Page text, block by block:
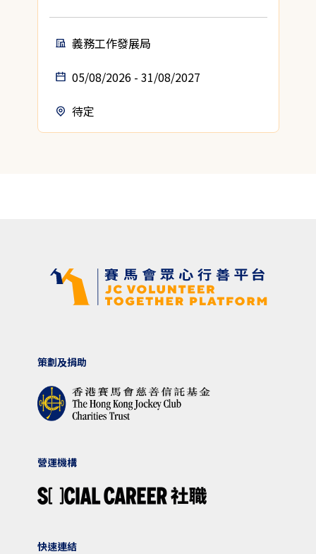
義務工作發展局
05/08/2026 - 31/08/2027
待定
策劃及捐助
營運機構
快速連結